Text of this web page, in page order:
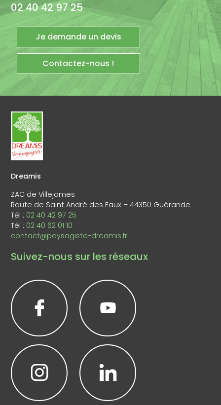
02 40 42 97 25
Je demande un devis
Contactez-nous !
Dreamis
ZAC de Villejames
Route de Saint André des Eaux – 44350 Guérande
Tél : 02 40 42 97 25
Tél : 02 40 62 01 10
contact@paysagiste-dreamis.fr
Suivez-nous sur les réseaux